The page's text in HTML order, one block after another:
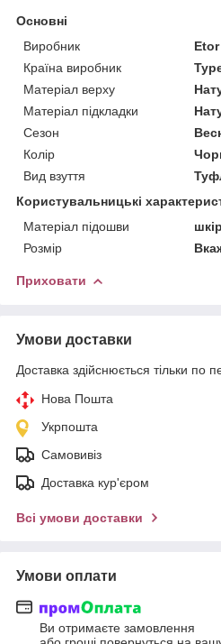
Основні
Виробник
Etor
Країна виробник
Матеріал верху
Матеріал підкладки
Сезон
Колір
Вид взуття
Користувальницькі
Матеріал підошви
Розмір
Приховати
Умови доставки
Доставка здійснюється тільки по
Нова Пошта
Укрпошта
Самовивіз
Доставка кур'єром
Всі умови доставки
Умови оплати
Ви отримаєте замовлення